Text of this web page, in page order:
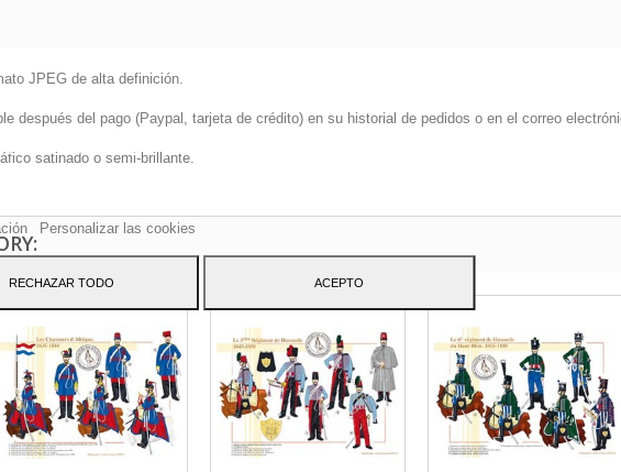
JPEG de alta definición.
después del pago (Paypal, tarjeta de crédito) en su historial de pedidos o en el correo
satinado o semi-brillante.
utiliza cookies propias y de terceros para mejorar nuestros servicios y
relacionada con sus preferencias mediante el análisis de sus
Personalizar las cookies
RECHAZAR TODO ACEPTO